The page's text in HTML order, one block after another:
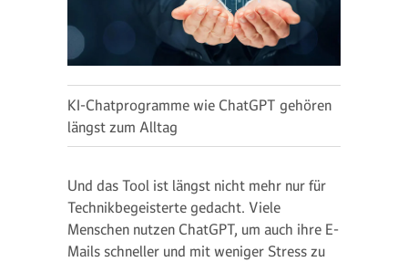
KI-Chatprogramme wie ChatGPT gehören
längst zum Alltag
Und das Tool ist längst nicht mehr nur für
Technikbegeisterte gedacht. Viele
Menschen nutzen ChatGPT, um auch ihre E-
Mails schneller und mit weniger Stress zu